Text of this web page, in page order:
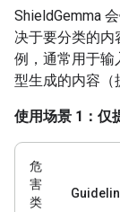
ShieldGemma
决于要分类的内
例，通常用于输
型生成的内容（
使用场景 1：仅
危
害
类